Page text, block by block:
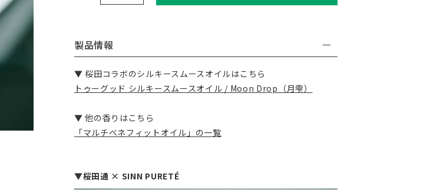
製品情報
▼ 桜田コラボのシルキースムースオイルはこちら
トゥーグッド シルキースムースオイル / Moon Drop（月雫）
▼ 他の香りはこちら
「マルチベネフィットオイル」の一覧
▼桜田通 × SINN PURETÉ